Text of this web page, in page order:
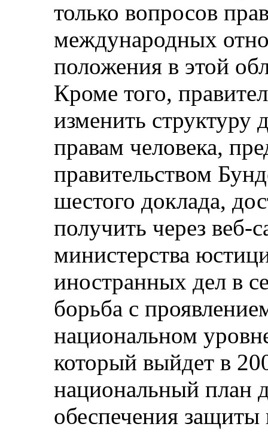
только вопросов
международных
положения в этой
Кроме того,
изменить структуру
правам человека,
правительством
шестого доклада,
получить через
министерства
иностранных дел в
борьба с
национальном
который выйдет в
национальный план
обеспечения защиты